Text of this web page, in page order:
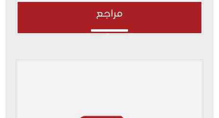
مراجع